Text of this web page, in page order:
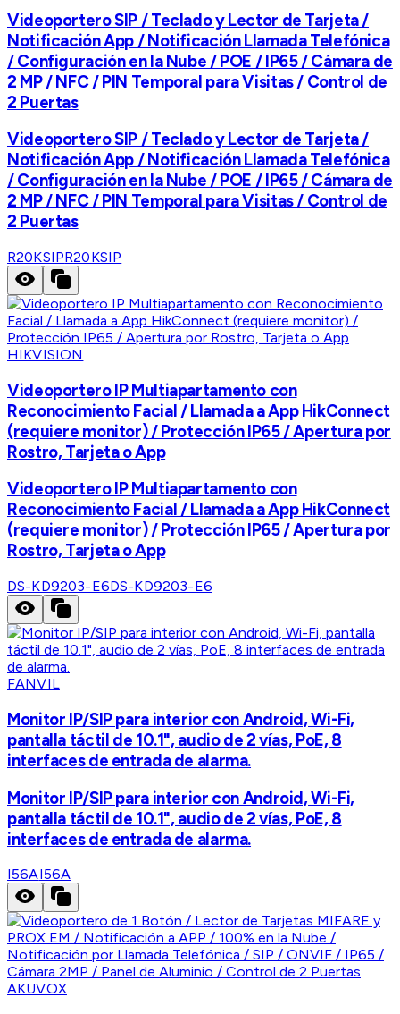
Videoportero SIP / Teclado y Lector de Tarjeta /
Notificación App / Notificación Llamada Telefónica
/ Configuración en la Nube / POE / IP65 / Cámara de
2 MP / NFC / PIN Temporal para Visitas / Control de
2 Puertas
Videoportero SIP / Teclado y Lector de Tarjeta /
Notificación App / Notificación Llamada Telefónica
/ Configuración en la Nube / POE / IP65 / Cámara de
2 MP / NFC / PIN Temporal para Visitas / Control de
2 Puertas
R20KSIPR20KSIP
HIKVISION
Videoportero IP Multiapartamento con
Reconocimiento Facial / Llamada a App HikConnect
(requiere monitor) / Protección IP65 / Apertura por
Rostro, Tarjeta o App
Videoportero IP Multiapartamento con
Reconocimiento Facial / Llamada a App HikConnect
(requiere monitor) / Protección IP65 / Apertura por
Rostro, Tarjeta o App
DS-KD9203-E6DS-KD9203-E6
FANVIL
Monitor IP/SIP para interior con Android, Wi-Fi,
pantalla táctil de 10.1", audio de 2 vías, PoE, 8
interfaces de entrada de alarma.
Monitor IP/SIP para interior con Android, Wi-Fi,
pantalla táctil de 10.1", audio de 2 vías, PoE, 8
interfaces de entrada de alarma.
I56AI56A
AKUVOX